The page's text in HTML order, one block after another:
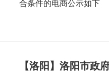
合条件的电商公示如下
【洛阳】洛阳市政